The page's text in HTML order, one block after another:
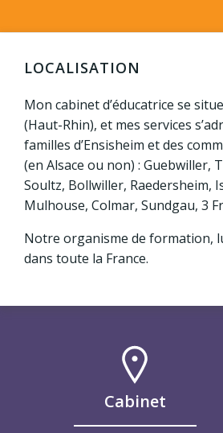
LOCALISATION
Mon cabinet d’éducatrice se
(Haut-Rhin), et mes services
familles d’Ensisheim et des
(en Alsace ou non) : Guebwiller,
Soultz, Bollwiller, Raedersheim,
Mulhouse, Colmar, Sundgau, 3
Notre organisme de formation,
dans toute la France.
Cabinet